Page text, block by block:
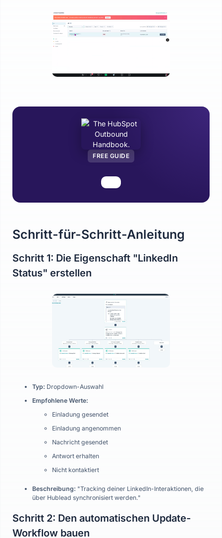
FREE GUIDE
Schritt-für-Schritt-Anleitung
Schritt 1: Die Eigenschaft "LinkedIn
Status" erstellen
Typ: Dropdown-Auswahl
Empfohlene Werte:
Einladung gesendet
Einladung angenommen
Nachricht gesendet
Antwort erhalten
Nicht kontaktiert
Beschreibung: "Tracking deiner LinkedIn-Interaktionen, die
über Hublead synchronisiert werden."
Schritt 2: Den automatischen Update-
Workflow bauen